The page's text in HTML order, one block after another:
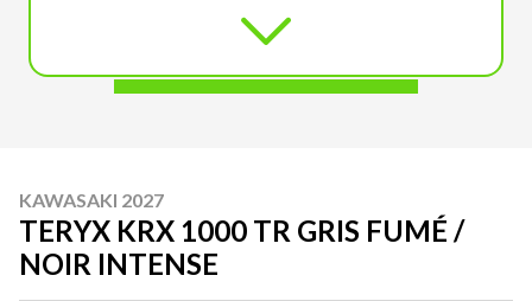
KAWASAKI 2027
TERYX KRX 1000 TR GRIS FUMÉ /
NOIR INTENSE